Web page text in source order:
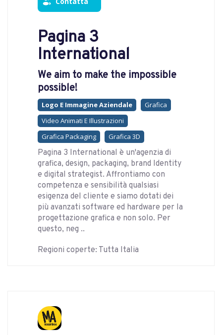
Pagina 3
International
We aim to make the impossible
possible!
Logo E Immagine Aziendale
Grafica
Video Animati E Illustrazioni
Grafica Packaging
Grafica 3D
Pagina 3 International è un'agenzia di
grafica, design, packaging, brand Identity
e digital strategist. Affrontiamo con
competenza e sensibilità qualsiasi
esigenza del cliente e siamo dotati dei
più avanzati software ed hardware per la
progettazione grafica e non solo. Per
questo, neg ..
Regioni coperte: Tutta Italia